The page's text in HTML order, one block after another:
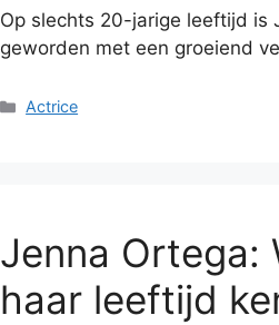
Op slechts 20-jarige leeftijd is
geworden met een groeiend
Categories
Actrice
Jenna Ortega:
haar leeftijd